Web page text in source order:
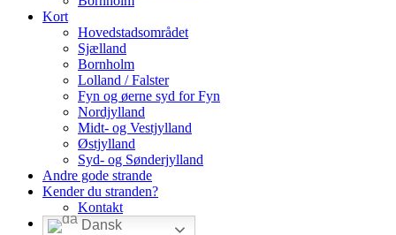
Kort
Hovedstadsområdet
Sjælland
Bornholm
Lolland / Falster
Fyn og øerne syd for Fyn
Nordjylland
Midt- og Vestjylland
Østjylland
Syd- og Sønderjylland
Andre gode strande
Kender du stranden?
Kontakt
Dansk